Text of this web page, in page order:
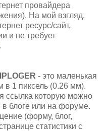
провайдера
На мой взгляд,
ресурс/сайт,
и не требует
- это маленькая
в 1 пиксель (0.26 мм).
ссылка которую можно
блоге или на форуме.
(форму, блог,
статистики с